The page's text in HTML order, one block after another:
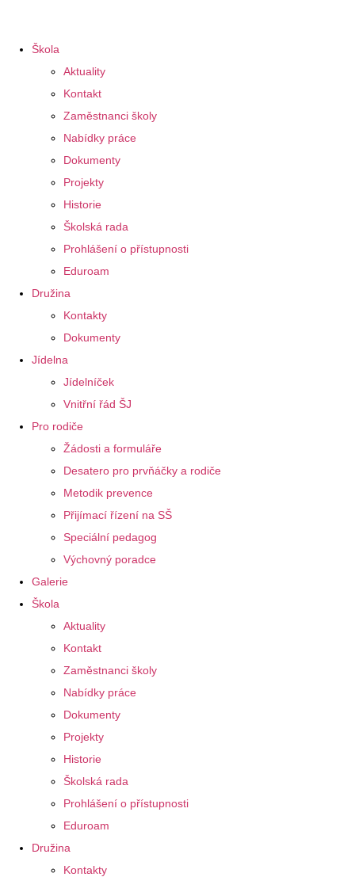
Škola
Aktuality
Kontakt
Zaměstnanci školy
Nabídky práce
Dokumenty
Projekty
Historie
Školská rada
Prohlášení o přístupnosti
Eduroam
Družina
Kontakty
Dokumenty
Jídelna
Jídelníček
Vnitřní řád ŠJ
Pro rodiče
Žádosti a formuláře
Desatero pro prvňáčky a rodiče
Metodik prevence
Přijímací řízení na SŠ
Speciální pedagog
Výchovný poradce
Galerie
Škola
Aktuality
Kontakt
Zaměstnanci školy
Nabídky práce
Dokumenty
Projekty
Historie
Školská rada
Prohlášení o přístupnosti
Eduroam
Družina
Kontakty